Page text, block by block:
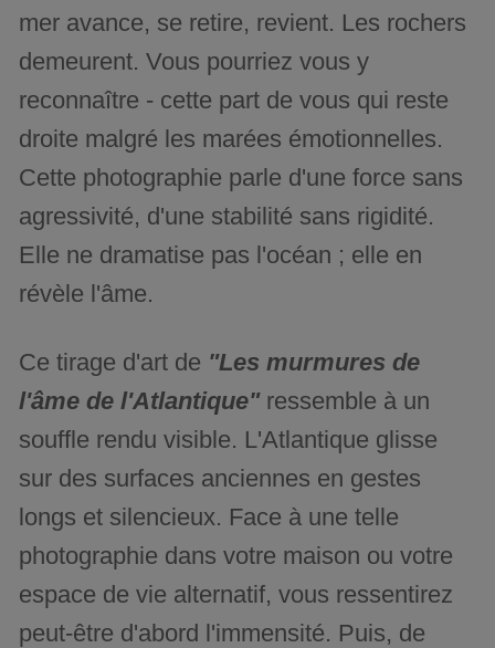
mer avance, se retire, revient. Les rochers
demeurent. Vous pourriez vous y
reconnaître - cette part de vous qui reste
droite malgré les marées émotionnelles.
Cette photographie parle d'une force sans
agressivité, d'une stabilité sans rigidité.
Elle ne dramatise pas l'océan ; elle en
révèle l'âme.
Ce tirage d'art de "Les murmures de
l'âme de l'Atlantique"ressemble à un
souffle rendu visible. L'Atlantique glisse
sur des surfaces anciennes en gestes
longs et silencieux. Face à une telle
photographie dans votre maison ou votre
espace de vie alternatif, vous ressentirez
peut-être d'abord l'immensité. Puis, de